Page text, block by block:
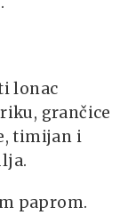
lonac
grančice
timijan i
paprom.